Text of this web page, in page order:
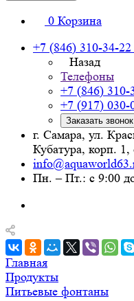
0 Корзина
+7 (846) 310-34-22
Назад
Телефоны
+7 (846) 310-
+7 (917) 030-
Заказать звонок
г. Самара, ул.
Кубатура, корп.
Пн. – Пт.: с 9:00
Главная
Продукты
Питьевые фонтаны